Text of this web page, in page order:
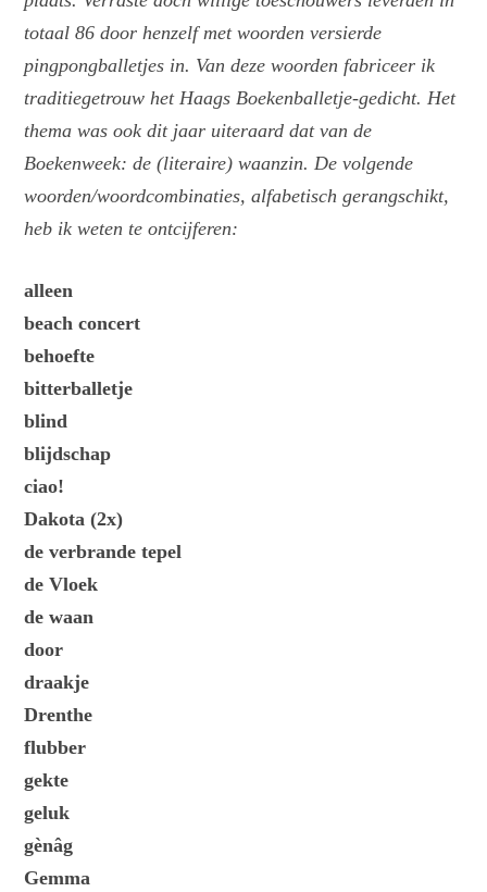
totaal 86 door henzelf met woorden versierde
pingpongballetjes in. Van deze woorden fabriceer ik
traditiegetrouw het Haags Boekenballetje-gedicht. Het
thema was ook dit jaar uiteraard dat van de
Boekenweek: de (literaire) waanzin. De volgende
woorden/woordcombinaties, alfabetisch gerangschikt,
heb ik weten te ontcijferen:
alleen
beach concert
behoefte
bitterballetje
blind
blijdschap
ciao!
Dakota (2x)
de verbrande tepel
de Vloek
de waan
door
draakje
Drenthe
flubber
gekte
geluk
gènâg
Gemma